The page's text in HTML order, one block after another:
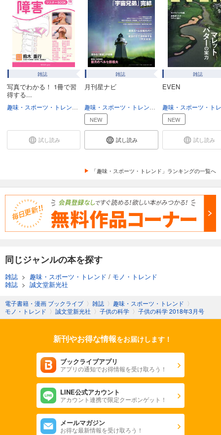
円 (税込)
カート
試し読み
あらすじを表示する
子供の科学 2024年9月号
カート
あらすじを表示する
子供の科学 2024年8月号
734
カート
試し読み
子供の科学 2024年7月号
734円 (税込)
カート
734円 (税込)
試し読み
子供の科学 2024年5月号
734円 (税込)
あらすじを表示する
734円 (税込)
雑誌
写真でわかる！ 1冊で習
得する...
趣味・生活
試し読み
雑誌
月刊星ナビ
趣味・生活
NEW
試し読み
雑誌
EVEN
NEW
試し読み
「趣味・スポーツ・トレンド」ランキングの一覧へ
同じジャンルの本を探す
雑誌 > 趣味・スポーツ・トレンド / モノ・トレンド
雑誌 > 誠文堂新光社
電子書籍・漫画 ブックライブ 〉 雑誌 〉 趣味・スポーツ・トレンド 〉
モノ・トレンド 〉 誠文堂新光社 〉 子供の科学 〉 子供の科学 2018年3月号
新刊やお得な情報をお届けします！
ブックライブアプリ
アプリの通知でお得情報を受け取ろう！
LINE公式アカウント
アカウント連携で限定クーポンゲット！
メールマガジン
お得な最新情報を受け取ろう！